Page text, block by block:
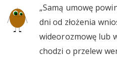
„Samą umowę
dni od złożenia
wideorozmowę lub
chodzi o przelew